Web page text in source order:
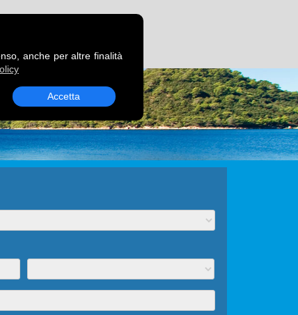
anche per altre finalità
Accetta